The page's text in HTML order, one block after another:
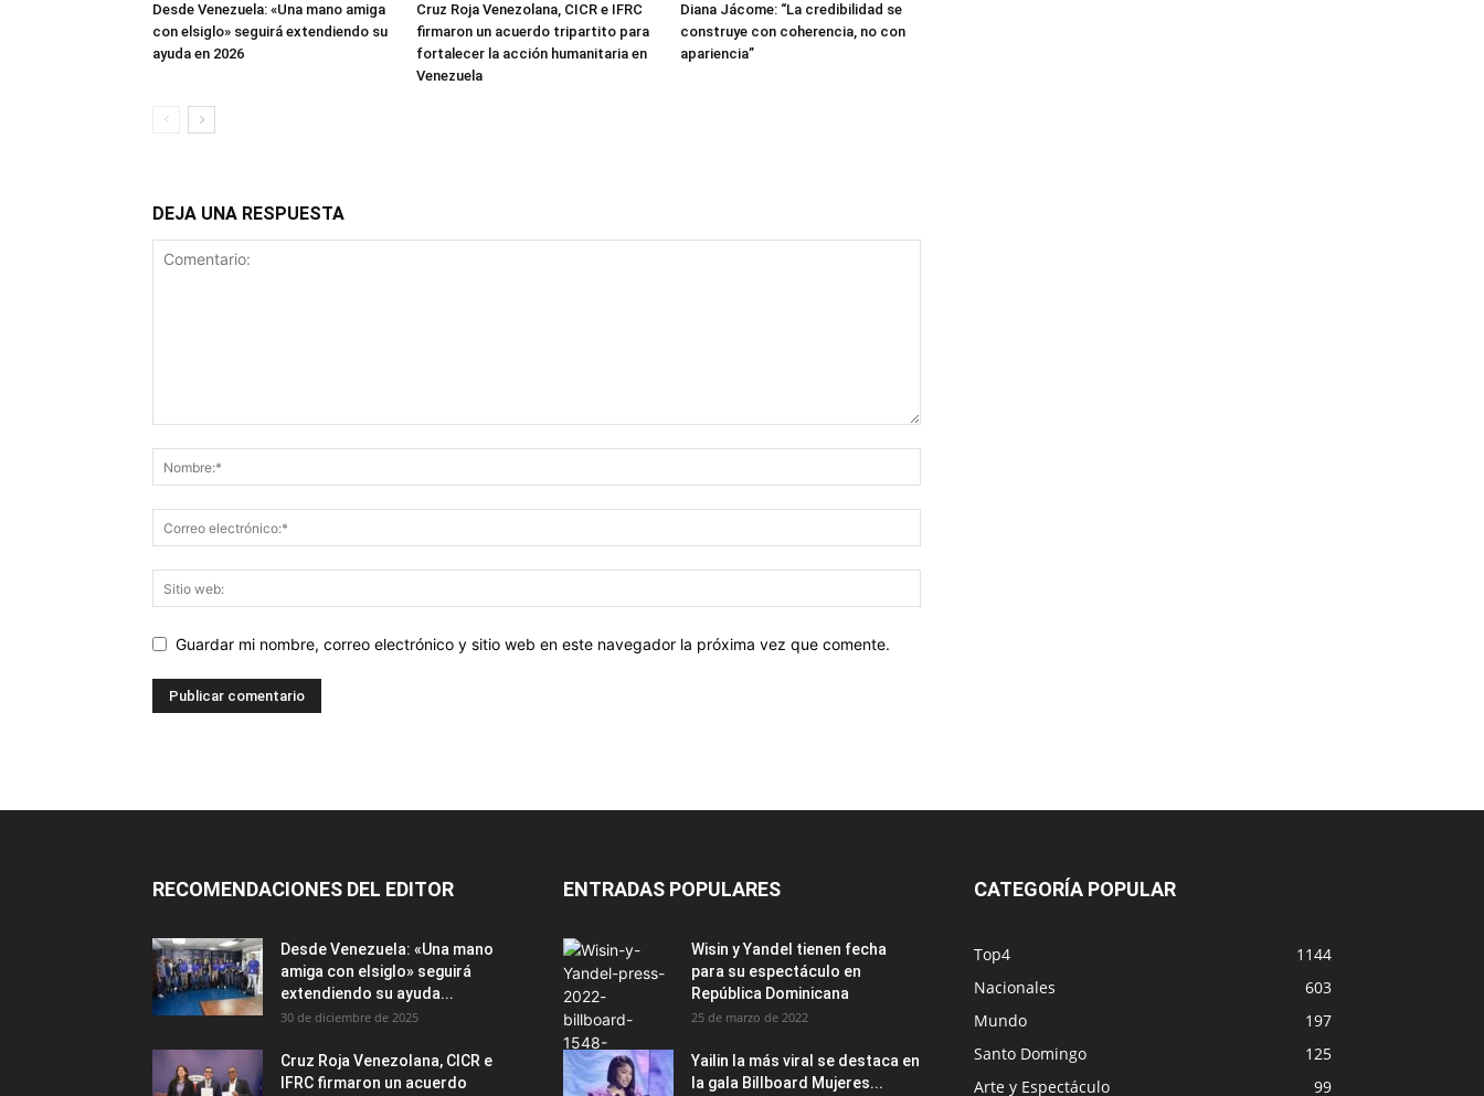
Desde Venezuela: «Una mano amiga
con elsiglo» seguirá extendiendo su
ayuda en 2026
Cruz Roja Venezolana, CICR e IFRC
firmaron un acuerdo tripartito para
fortalecer la acción humanitaria en
Venezuela
Diana Jácome: “La credibilidad se
construye con coherencia, no con
apariencia”
DEJA UNA RESPUESTA
Guardar mi nombre, correo electrónico y sitio web en este navegador la próxima vez que comente.
RECOMENDACIONES DEL EDITOR
Desde Venezuela: «Una mano
amiga con elsiglo» seguirá
extendiendo su ayuda...
30 de diciembre de 2025
Cruz Roja Venezolana, CICR e
IFRC firmaron un acuerdo
ENTRADAS POPULARES
Wisin y Yandel tienen fecha
para su espectáculo en
República Dominicana
25 de marzo de 2022
Yailin la más viral se destaca en
la gala Billboard Mujeres...
CATEGORÍA POPULAR
Top4
1144
Nacionales
603
Mundo
197
Santo Domingo
125
Arte y Espectáculo
99